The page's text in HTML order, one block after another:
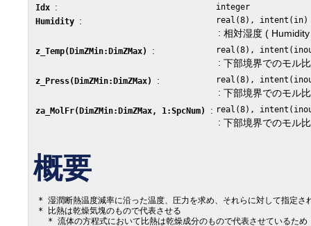
Idx :
integer
Humidity : real(8), intent(in)
: 相対湿度 (
z_Temp(DimZMin:DimZMax) : real(8),
: 下部境界でのモル比
z_Press(DimZMin:DimZMax) : real(8),
: 下部境界でのモル比
za_MolFr(DimZMin:DimZMax, 1:SpcNum) : real(8),
: 下部境界でのモル比
概要
* 湿潤断熱温度減率に沿った温度、圧力を求め、それらに対して指定さ
* 比熱は乾燥気塊のもので代表させる
   * 流体の方程式において比熱は乾燥成分のもので代表させているため